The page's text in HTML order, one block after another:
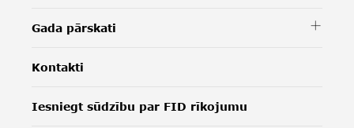
Gada pārskati
Kontakti
Iesniegt sūdzību par FID rīkojumu